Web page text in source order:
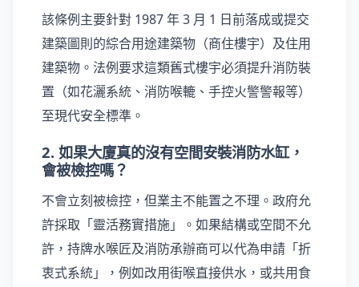
該條例主要針對 1987 年 3 月 1 日前落成或提交
建築圖則的綜合用途建築物（商住樓宇）及住用
建築物。法例要求這類舊式樓宇必須提升消防裝
置（如花灑系統、消防喉轆、手控火警警報等）
至現代安全標準。
2. 如果大廈真的沒有空間安裝消防水缸，
會被檢控嗎？
不會立刻被檢控，但業主不能置之不理。政府允
許採取「靈活務實措施」。如果結構或空間不允
許，持牌水喉匠及消防承辦商可以代為申請「折
衷式系統」，例如改用街喉直接供水，或共用食